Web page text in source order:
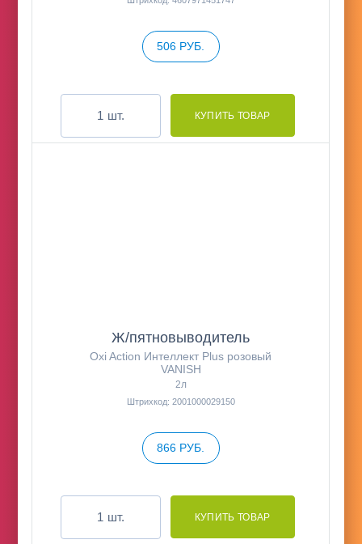
506 РУБ.
шт.
Ж/пятновыводитель
Oxi Action Интеллект Plus розовый
VANISH
2л
Штрихкод: 2001000029150
866 РУБ.
шт.